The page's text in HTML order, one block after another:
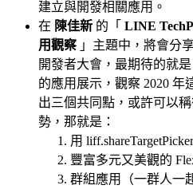
建立與開發相關應用。
在 陳佳新 的「 LINE
用觀察 」主題中，將會分
開發者大會，最期待的就
的應用展示，觀察 2020 年
出三個共同點，或許可以
勢，那就是：
用
豐富多元又美觀的
群組應用（一群人一